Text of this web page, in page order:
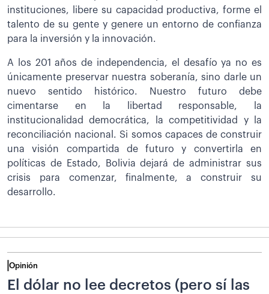
instituciones, libere su capacidad productiva, forme el
talento de su gente y genere un entorno de confianza
para la inversión y la innovación.
A los 201 años de independencia, el desafío ya no es
únicamente preservar nuestra soberanía, sino darle un
nuevo sentido histórico. Nuestro futuro debe
cimentarse en la libertad responsable, la
institucionalidad democrática, la competitividad y la
reconciliación nacional. Si somos capaces de construir
una visión compartida de futuro y convertirla en
políticas de Estado, Bolivia dejará de administrar sus
crisis para comenzar, finalmente, a construir su
desarrollo.
Opinión
El dólar no lee decretos (pero sí las